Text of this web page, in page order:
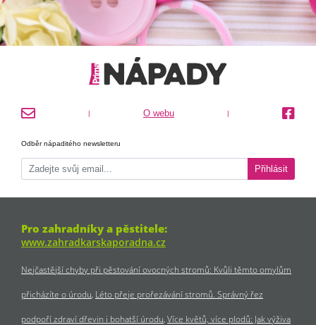
| O webu |
Odběr nápaditého newsletteru
Přihlásit
Pro zahradníky a pěstitele:
www.zahradkarskaporadna.cz
Nejčastější chyby při pěstování ovocných stromů: Kvůli těmto omylům
přicházíte o úrodu Léto přeje prořezávání stromů. Správný řez
podpoří zdraví dřevin i bohatší úrodu Více květů, více plodů: Jak výživa